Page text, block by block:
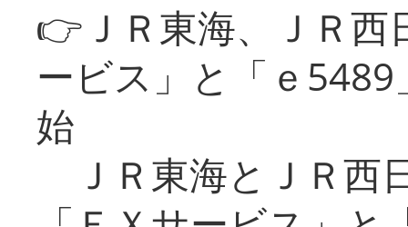
👉ＪＲ東海、ＪＲ
ービス」と「ｅ
始
ＪＲ東海とＪＲ西